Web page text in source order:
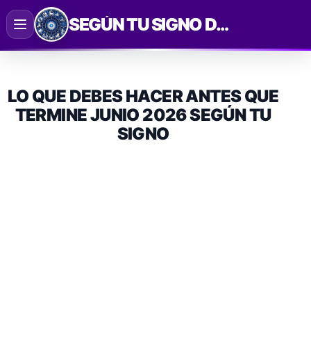
Saltar
al
contenido
SEGÚN TU SIGNO DEL ZODIACO
LO QUE DEBES HACER ANTES QUE
TERMINE JUNIO 2026 SEGÚN TU
SIGNO